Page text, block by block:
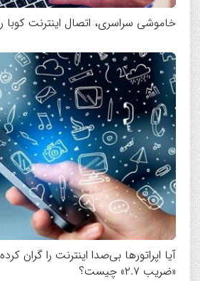
خاموشی سراسری، اتصال اینترنت کوبا
آیا اپراتورها بی‌صدا اینترنت را گران
«ضریب ۲.۷» چیست؟